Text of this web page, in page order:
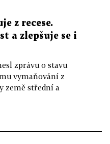
z recese.
a zlepšuje se i
zprávu o stavu
vymaňování z
země střední a